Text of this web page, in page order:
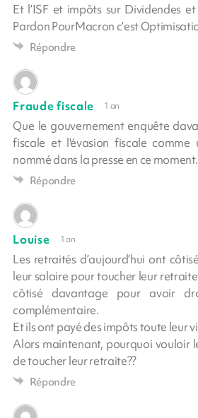
Et l’ISF et impôts sur Dividendes
Pardon PourMacron c’est
Répondre
Fraude fiscale 1 an
Que le gouvernement enquête
fiscale et l'évasion fiscale comme
nommé dans la presse en ce moment.
Répondre
Louise 1 an
Les retraités d’aujourd’hui ont
leur salaire pour toucher leur
côtisé davantage pour avoir
complémentaire.
Et ils ont payé des impôts toute leur
Alors maintenant, pourquoi vouloir
de toucher leur retraite??
Répondre